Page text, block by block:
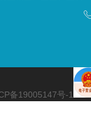
备19005147号-1